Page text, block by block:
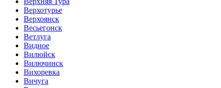
Верхотурье
Верхоянск
Весьегонск
Ветлуга
Видное
Вилюйск
Вилючинск
Вихоревка
Вичуга